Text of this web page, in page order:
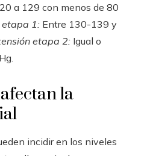
a 129 con menos de 80
etapa 1: Entre 130-139 y
etapa 2: Igual o
la
incidir en los niveles